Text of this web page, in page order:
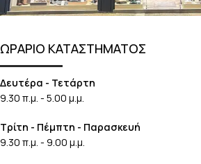
ΩΡΑΡΙΟ ΚΑΤΑΣΤΗΜΑΤΟΣ
Δευτέρα - Τετάρτη
9.30 π.μ. - 5.00 μ.μ.
Τρίτη - Πέμπτη - Παρασκευή
9.30 π.μ. - 9.00 μ.μ.